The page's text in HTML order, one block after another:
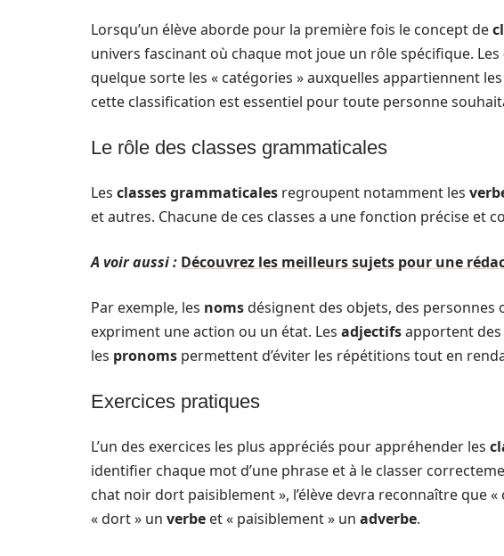
Lorsqu’un élève aborde pour la première fois le concept de
univers fascinant où chaque mot joue un rôle spécifique. Les
quelque sorte les « catégories » auxquelles appartiennent
cette classification est essentiel pour toute personne
Le rôle des classes grammaticales
Les classes grammaticales regroupent notamment les
et autres. Chacune de ces classes a une fonction précise et
A voir aussi : Découvrez les meilleurs sujets pour une
Par exemple, les nomsdésignent des objets, des personnes
expriment une action ou un état. Les adjectifsapportent
les pronoms permettent d’éviter les répétitions tout en
Exercices pratiques
L’un des exercices les plus appréciés pour appréhender les
identifier chaque mot d’une phrase et à le classer
chat noir dort paisiblement », l’élève devra reconnaître que «
« dort » un verbe et « paisiblement » un adverbe.